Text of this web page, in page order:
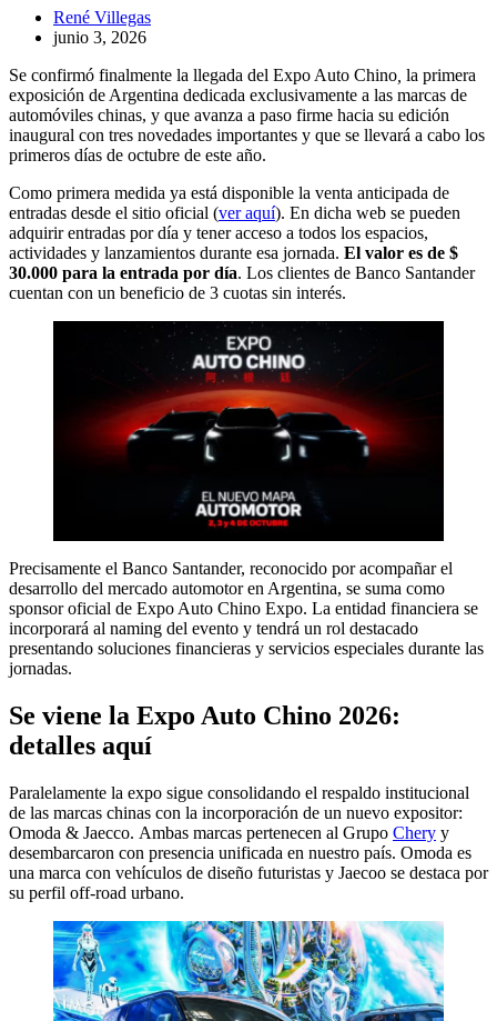
René Villegas
junio 3, 2026
Se confirmó finalmente la llegada del Expo Auto Chino la primera
exposición de Argentina dedicada exclusivamente a las marcas de
automóviles chinas, y que avanza a paso firme hacia su edición
inaugural con tres novedades importantes y que se llevará a cabo los
primeros días de octubre de este año.
Como primera medida ya está disponible la venta anticipada de
entradas desde el sitio oficial (ver aquí). En dicha web se pueden
adquirir entradas por día y tener acceso a todos los espacios,
actividades y lanzamientos durante esa jornada. El valor es de $
30.000 para la entrada por día. Los clientes de Banco Santander
cuentan con un beneficio de 3 cuotas sin interés.
Precisamente el Banco Santander, reconocido por acompañar el
desarrollo del mercado automotor en Argentina, se suma como
sponsor oficial de Expo Auto Chino Expo. La entidad financiera se
incorporará al naming del evento y tendrá un rol destacado
presentando soluciones financieras y servicios especiales durante las
jornadas.
Se viene la Expo Auto Chino 2026:
detalles aquí
Paralelamente la expo sigue consolidando el respaldo institucional
de las marcas chinas con la incorporación de un nuevo expositor:
Omoda & Jaecco. Ambas marcas pertenecen al Grupo Chery y
desembarcaron con presencia unificada en nuestro país. Omoda es
una marca con vehículos de diseño futuristas y Jaecoo se destaca por
su perfil off-road urbano.